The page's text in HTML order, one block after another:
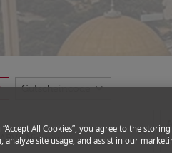
Gutscheincodeexpand_more
close
“Accept All Cookies”, you agree to the
analyze site usage, and assist in our